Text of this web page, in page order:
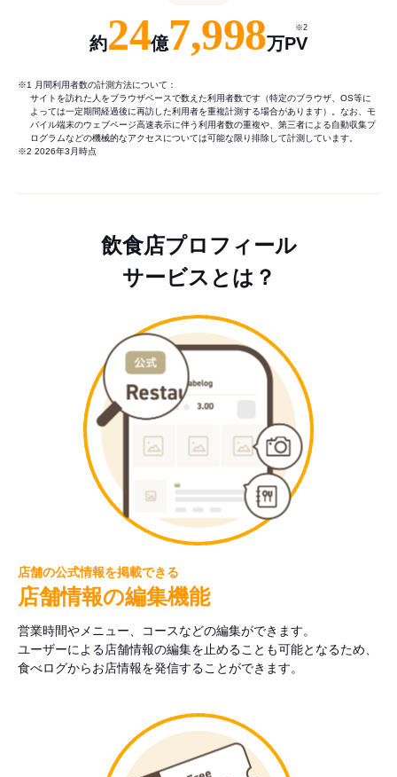
約24億7,998万PV
※2
※1 月間利用者数の計測方法について：
サイトを訪れた人をブラウザベースで数えた利用者数です（特定のブラウザ、OS等に
よっては一定期間経過後に再訪した利用者を重複計測する場合があります）。なお、モ
バイル端末のウェブページ高速表示に伴う利用者数の重複や、第三者による自動収集プ
ログラムなどの機械的なアクセスについては可能な限り排除して計測しています。
※2 2026年3月時点
飲食店プロフィール
サービスとは？
店舗の公式情報を掲載できる
店舗情報の編集機能
営業時間やメニュー、コースなどの編集ができます。
ユーザーによる店舗情報の編集を止めることも可能となるため、
食べログからお店情報を発信することができます。